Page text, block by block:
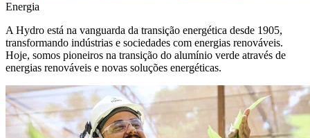
Energia
A Hydro está na vanguarda da transição energética desde 1905,
transformando indústrias e sociedades com energias renováveis.
Hoje, somos pioneiros na transição do alumínio verde através de
energias renováveis e novas soluções energéticas.